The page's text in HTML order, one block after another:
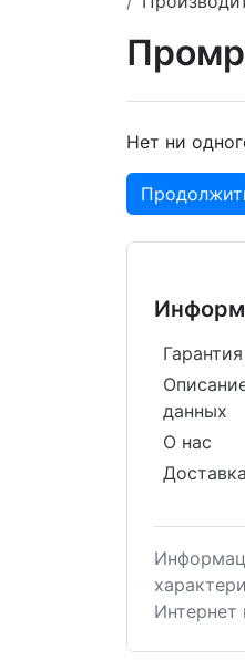
Нет ни
данных
О нас
Интернет